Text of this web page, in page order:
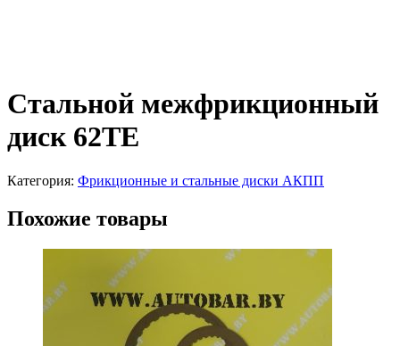
Стальной межфрикционный
диск 62TE
Категория: Фрикционные и стальные диски АКПП
Похожие товары